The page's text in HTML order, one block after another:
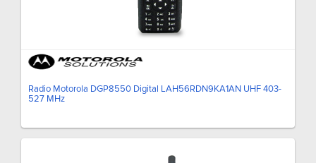
Radio Motorola DGP8550 Digital LAH56RDN9KA1AN UHF 403-
527 MHz